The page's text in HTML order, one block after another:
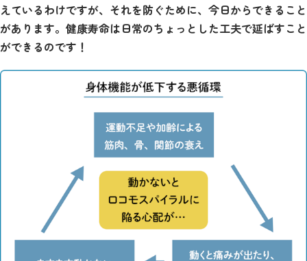
えているわけですが、それを防ぐために、今日からできること
があります。健康寿命は日常のちょっとした工夫で延ばすこと
ができるのです！